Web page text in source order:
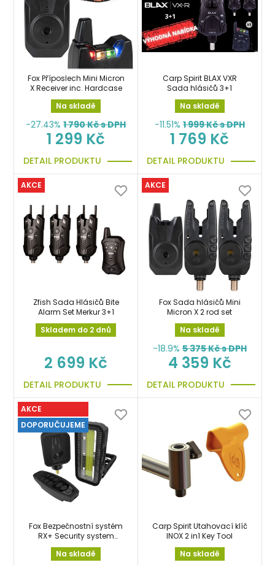
Fox Příposlech Mini Micron
X Receiver inc. Hardcase
Na skladě
-27.43% 1 790Kč s DPH
1 299 Kč
DETAIL PRODUKTU
Carp Spirit BLAX VXR
Sada hlásičů 3+1
Na skladě
-11.51% 1 999Kč s DPH
1 769 Kč
DETAIL PRODUKTU
AKCE
Zfish Sada Hlásičů Bite
Alarm Set Merkur 3+1
Skladem do 2 dnů
2 699 Kč
DETAIL PRODUKTU
AKCE
Fox Sada hlásičů Mini
Micron X 2 rod set
Na skladě
-18.9% 5 375Kč s DPH
4 359 Kč
DETAIL PRODUKTU
AKCE
DOPORUČUJEME
Fox Bezpečnostní systém
RX+ Security system
(L+R+S)
Na skladě
Carp Spirit Utahovací klíč
INOX 2 in1 Key Tool
Na skladě